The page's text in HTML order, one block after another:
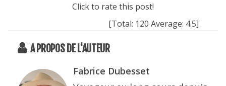
Click to rate this post!
[Total: 120 Average: 4.5]
A PROPOS DE L'AUTEUR
Fabrice Dubesset